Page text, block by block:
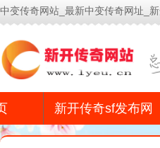
中变传奇网站_最新中变传奇网址_
新开传奇sf发布网